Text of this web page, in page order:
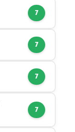
7
7
7
7